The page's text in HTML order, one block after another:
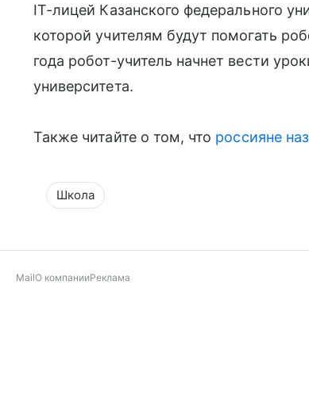
IТ-лицей Казанского федерального
которой учителям будут помогать
года робот-учитель начнет вести
университета.
Также читайте о том, что россияне
Школа
MailО компанииРеклама